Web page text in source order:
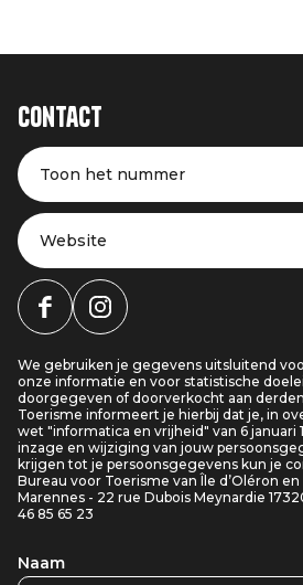
Contact
Toon het nummer
Website
We gebruiken je gegevens uitsluitend
onze informatie en voor statistische
doorgegeven of doorverkocht aan
Toerisme informeert je hierbij dat je, in
wet "informatica en vrijheid" van 6 januari
inzage en wijziging van jouw
krijgen tot je persoonsgegevens kun je
Bureau voor Toerisme van Île d’Oléron
Marennes - 22 rue Dubois Meynardie
46 85 65 23
Naam